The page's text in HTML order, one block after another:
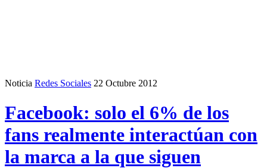
Noticia Redes Sociales 22 Octubre 2012
Facebook: solo el 6% de los
fans realmente interactúan con
la marca a la que siguen